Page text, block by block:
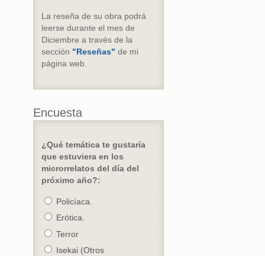
La reseña de su obra podrá
leerse durante el mes de
Diciembre a través de la
sección "Reseñas" de mi
página web.
Encuesta
¿Qué temática te gustaría
que estuviera en los
microrrelatos del día del
próximo año?:
Policíaca.
Erótica.
Terror
Isekai (Otros